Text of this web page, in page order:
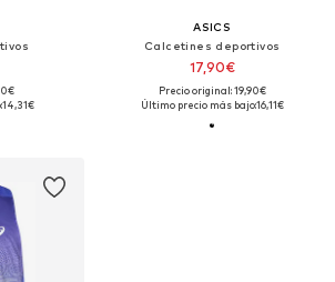
14,31€
ASICS
Calcetines deportivos
17,90€
Precio original: 19,90€
Último precio más bajo:16,11€